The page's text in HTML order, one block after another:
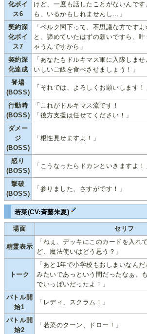
化ボイ
ス6
けど、一度も話したことがないんで
も、いるかもしれませんし…」
契約深
化ボイ
ス7
「ベルク閣下って、不思議な方です
と、諦めていたはずの願いですら、
ゃうんですから」
契約深
化達成
「あなたもドルキマス軍に入隊しま
いしいご飯を食べさせましょう！」
登場
(BOSS)
「それでは、よろしくお願いします！
行動時
(BOSS)
「これがドルキマス流です！
「後方支援は任せてください！」
ダメー
ジ
(BOSS)
「根性見せますよ！」
怒り
(BOSS)
「こうなったらドカンといきますよ！
撃破
(BOSS)
「参りました、さすがです！」
若菜(CV:斉藤朱夏)
場面 セリフ
精霊表示
「ねぇ、デッキにこのカードを入れ
ど、魔法使いはどう思う？」
トーク
「あと1年で小学校もおしまいなん
みたいであっという間だったなぁ。
でいっぱいだったよ！」
バトル開
始1
「レディ、スクラム！」
バトル開
始2
「若菜のターン、ドロー！」